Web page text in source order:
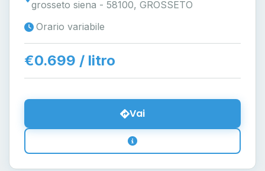
grosseto siena - 58100, GROSSETO
Orario variabile
€0.699 / litro
Vai